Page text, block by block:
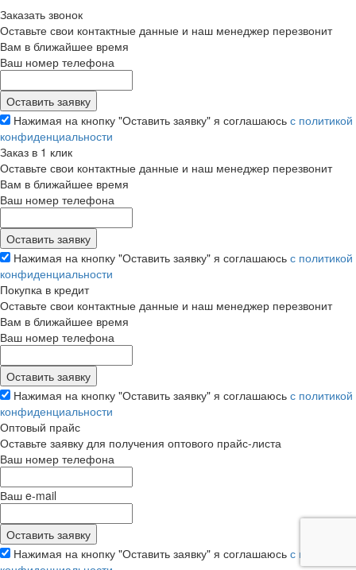
Заказать звонок
Оставьте свои контактные данные и наш менеджер перезвонит
Вам в ближайшее время
Ваш номер телефона
Нажимая на кнопку "Оставить заявку" я соглашаюсь с политикой
конфиденциальности
Заказ в 1 клик
Оставьте свои контактные данные и наш менеджер перезвонит
Вам в ближайшее время
Ваш номер телефона
Нажимая на кнопку "Оставить заявку" я соглашаюсь с политикой
конфиденциальности
Покупка в кредит
Оставьте свои контактные данные и наш менеджер перезвонит
Вам в ближайшее время
Ваш номер телефона
Нажимая на кнопку "Оставить заявку" я соглашаюсь с политикой
конфиденциальности
Оптовый прайс
Оставьте заявку для получения оптового прайс-листа
Ваш номер телефона
Ваш e-mail
Нажимая на кнопку "Оставить заявку" я соглашаюсь с политикой